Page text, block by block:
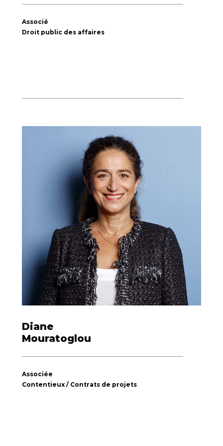
Associé
Droit public des affaires
Diane
Mouratoglou
Associée
Contentieux / Contrats de projets